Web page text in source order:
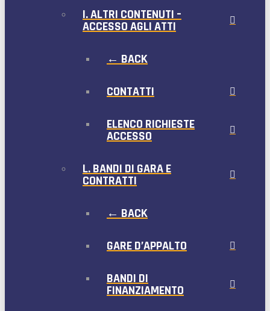
I. ALTRI CONTENUTI –
ACCESSO AGLI ATTI
← BACK
CONTATTI
ELENCO RICHIESTE
ACCESSO
L. BANDI DI GARA E
CONTRATTI
← BACK
GARE D’APPALTO
BANDI DI
FINANZIAMENTO